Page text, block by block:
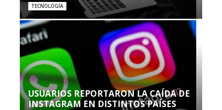
TECNOLOGÍA
USUARIOS REPORTARON LA CAÍDA DE
INSTAGRAM EN DISTINTOS PAÍSES